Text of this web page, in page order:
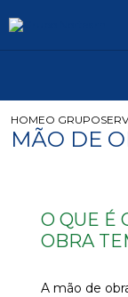
HOMEO GRUPO
MÃO DE
O QUE É
OBRA
A mão de